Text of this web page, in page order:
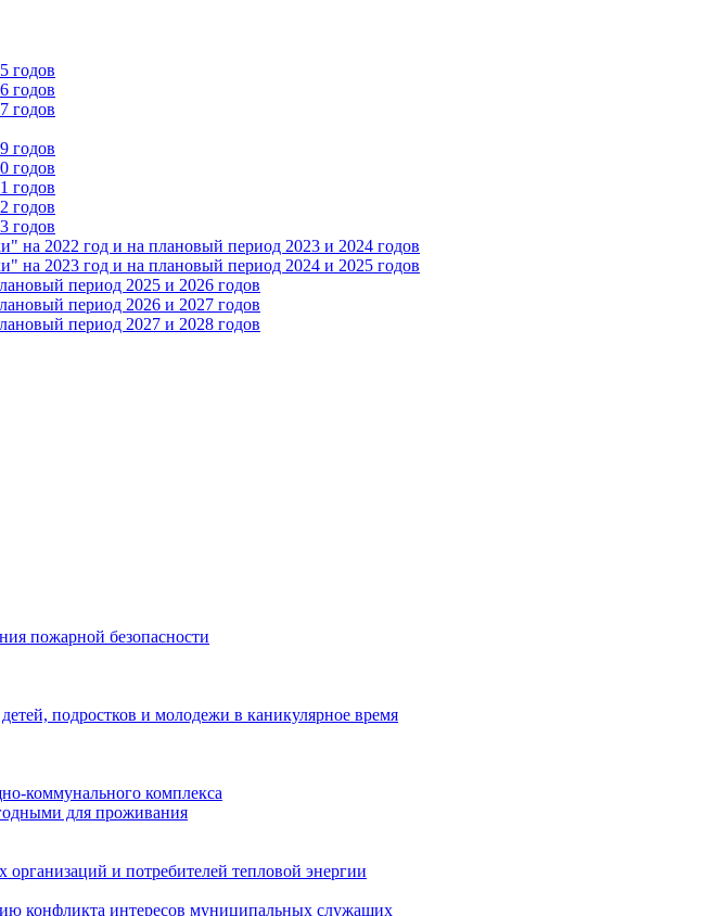
годов
годов
годов
годов
годов
годов
годов
годов
2022 год и на плановый период 2023 и 2024 годов
2023 год и на плановый период 2024 и 2025 годов
период 2025 и 2026 годов
период 2026 и 2027 годов
период 2027 и 2028 годов
пожарной безопасности
подростков и молодежи в каникулярное время
коммунального комплекса
для проживания
и потребителей тепловой энергии
конфликта интересов муниципальных служащих